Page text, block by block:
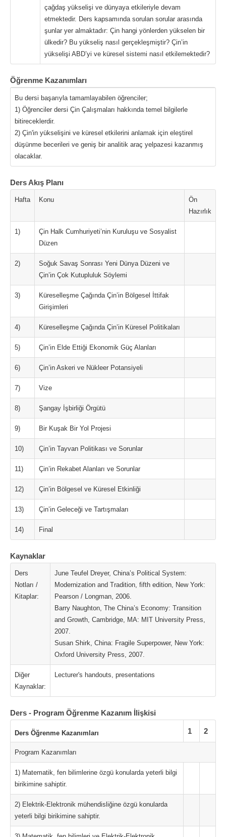
çağdaş yükselişi ve dünyaya etkileriyle devam
etmektedir. Ders kapsamında sorulan sorular arasında
şunlar yer almaktadır: Çin hangi yönlerden yükselen bir
ülkedir? Bu yükseliş nasıl gerçekleşmiştir? Çin’in
yükselişi ABD’yi ve küresel sistemi nasıl etkilemektedir?
Öğrenme Kazanımları
Bu dersi başarıyla tamamlayabilen öğrenciler;
1) Öğrenciler dersi Çin Çalışmaları hakkında temel bilgilerle
bitireceklerdir.
2) Çin'in yükselişini ve küresel etkilerini anlamak için eleştirel
düşünme becerileri ve geniş bir analitik araç yelpazesi kazanmış
olacaklar.
Ders Akış Planı
Hafta Konu
Ön
Hazırlık
1)
Çin Halk Cumhuriyeti’nin Kuruluşu ve Sosyalist
Düzen
2)
Soğuk Savaş Sonrası Yeni Dünya Düzeni ve
Çin’in Çok Kutupluluk Söylemi
3)
Küreselleşme Çağında Çin’in Bölgesel İttifak
Girişimleri
4) Küreselleşme Çağında Çin’in Küresel Politikaları
5) Çin’in Elde Ettiği Ekonomik Güç Alanları
6) Çin’in Askeri ve Nükleer Potansiyeli
7) Vize
8) Şangay İşbirliği Örgütü
9) Bir Kuşak Bir Yol Projesi
10) Çin’in Tayvan Politikası ve Sorunlar
11) Çin’in Rekabet Alanları ve Sorunlar
12) Çin’in Bölgesel ve Küresel Etkinliği
13) Çin’in Geleceği ve Tartışmaları
14) Final
Kaynaklar
Ders
Notları /
Kitaplar:
June Teufel Dreyer, China’s Political System:
Modernization and Tradition, fifth edition, New York:
Pearson / Longman, 2006.
Barry Naughton, The China’s Economy: Transition
and Growth, Cambridge, MA: MIT University Press,
2007.
Susan Shirk, China: Fragile Superpower, New York:
Oxford University Press, 2007.
Diğer
Kaynaklar:
Lecturer's handouts, presentations
Ders - Program Öğrenme Kazanım İlişkisi
Ders Öğrenme Kazanımları 1 2
Program Kazanımları
1) Matematik, fen bilimlerine özgü konularda yeterli bilgi
birikimine sahiptir.
2) Elektrik-Elektronik mühendisliğine özgü konularda
yeterli bilgi birikimine sahiptir.